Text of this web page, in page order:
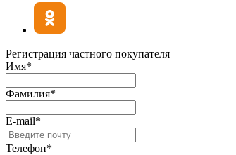
Регистрация частного покупателя
Имя*
Фамилия*
E-mail*
Телефон*